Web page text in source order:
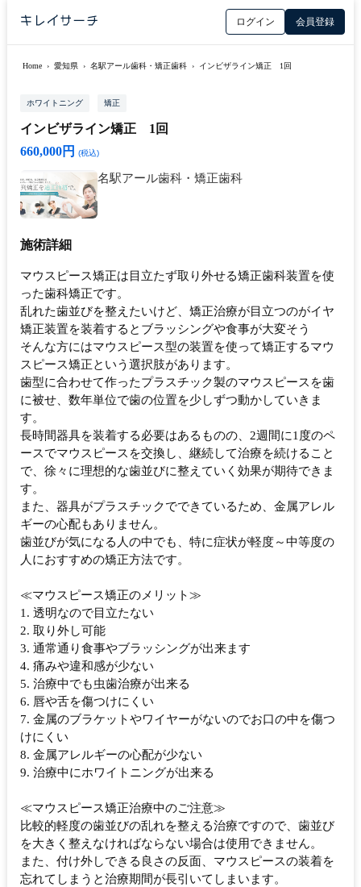
ログイン 会員登録
Home › 愛知県 › 名駅アール歯科・矯正歯科 › インビザライン矯正 1回
ホワイトニング 矯正
インビザライン矯正 1回
660,000円
(税込)
名駅アール歯科・矯正歯科
施術詳細
マウスピース矯正は目立たず取り外せる矯正歯科装置を使
った歯科矯正です。
乱れた歯並びを整えたいけど、矯正治療が目立つのがイヤ
矯正装置を装着するとブラッシングや食事が大変そう
そんな方にはマウスピース型の装置を使って矯正するマウ
スピース矯正という選択肢があります。
歯型に合わせて作ったプラスチック製のマウスピースを歯
に被せ、数年単位で歯の位置を少しずつ動かしていきま
す。
長時間器具を装着する必要はあるものの、2週間に1度のペ
ースでマウスピースを交換し、継続して治療を続けること
で、徐々に理想的な歯並びに整えていく効果が期待できま
す。
また、器具がプラスチックでできているため、金属アレル
ギーの心配もありません。
歯並びが気になる人の中でも、特に症状が軽度～中等度の
人におすすめの矯正方法です。
≪マウスピース矯正のメリット≫
1. 透明なので目立たない
2. 取り外し可能
3. 通常通り食事やブラッシングが出来ます
4. 痛みや違和感が少ない
5. 治療中でも虫歯治療が出来る
6. 唇や舌を傷つけにくい
7. 金属のブラケットやワイヤーがないのでお口の中を傷つ
けにくい
8. 金属アレルギーの心配が少ない
9. 治療中にホワイトニングが出来る
≪マウスピース矯正治療中のご注意≫
比較的軽度の歯並びの乱れを整える治療ですので、歯並び
を大きく整えなければならない場合は使用できません。
また、付け外しできる良さの反面、マウスピースの装着を
忘れてしまうと治療期間が長引いてしまいます。